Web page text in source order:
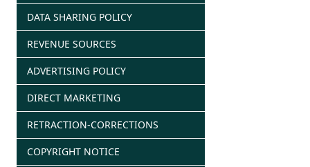
DATA SHARING POLICY
REVENUE SOURCES
ADVERTISING POLICY
DIRECT MARKETING
RETRACTION-CORRECTIONS
COPYRIGHT NOTICE